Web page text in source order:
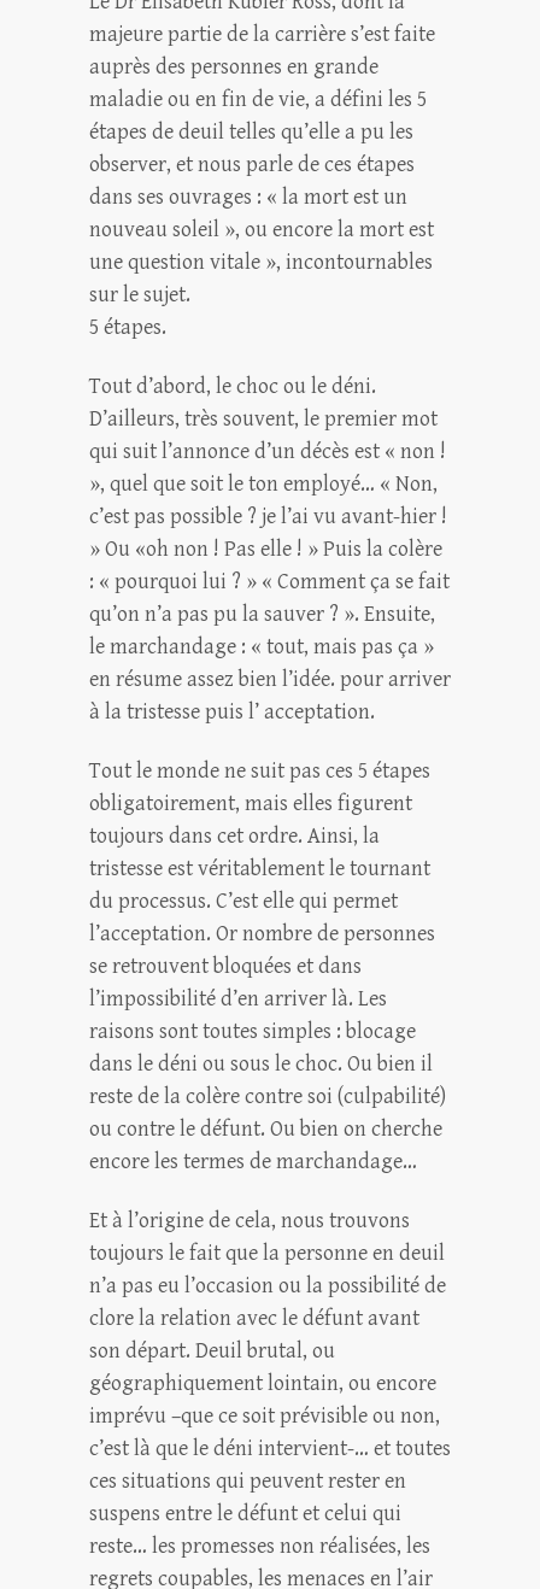
majeure partie de la carrière s’est faite
auprès des personnes en grande
maladie ou en fin de vie, a défini les 5
étapes de deuil telles qu’elle a pu les
observer, et nous parle de ces étapes
dans ses ouvrages : « la mort est un
nouveau soleil », ou encore la mort est
une question vitale », incontournables
sur le sujet.
5 étapes.
Tout d’abord, le choc ou le déni.
D’ailleurs, très souvent, le premier mot
qui suit l’annonce d’un décès est « non !
», quel que soit le ton employé… « Non,
c’est pas possible ? je l’ai vu avant-hier !
» Ou «oh non ! Pas elle ! » Puis la colère
: « pourquoi lui ? » « Comment ça se fait
qu’on n’a pas pu la sauver ? ». Ensuite,
le marchandage : « tout, mais pas ça »
en résume assez bien l’idée. pour arriver
à la tristesse puis l’ acceptation.
Tout le monde ne suit pas ces 5 étapes
obligatoirement, mais elles figurent
toujours dans cet ordre. Ainsi, la
tristesse est véritablement le tournant
du processus. C’est elle qui permet
l’acceptation. Or nombre de personnes
se retrouvent bloquées et dans
l’impossibilité d’en arriver là. Les
raisons sont toutes simples : blocage
dans le déni ou sous le choc. Ou bien il
reste de la colère contre soi (culpabilité)
ou contre le défunt. Ou bien on cherche
encore les termes de marchandage…
Et à l’origine de cela, nous trouvons
toujours le fait que la personne en deuil
n’a pas eu l’occasion ou la possibilité de
clore la relation avec le défunt avant
son départ. Deuil brutal, ou
géographiquement lointain, ou encore
imprévu –que ce soit prévisible ou non,
c’est là que le déni intervient-… et toutes
ces situations qui peuvent rester en
suspens entre le défunt et celui qui
reste… les promesses non réalisées, les
regrets coupables, les menaces en l’air